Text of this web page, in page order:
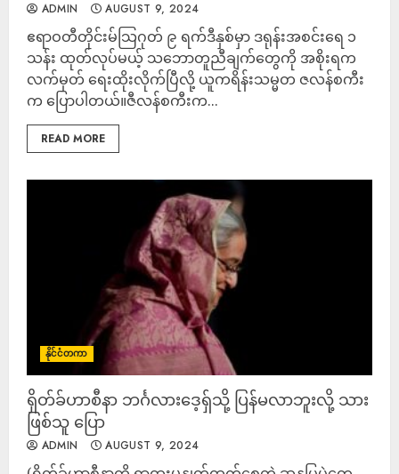
ADMIN AUGUST 9, 2024
ဧရာဝတီတိုင်းမ်သြဂုတ် ၉ ရက်ဒီနှစ်မှာ ဒရုန်းအစင်းရေ ၁
သန်း ထုတ်လုပ်မယ့် သဘောတူညီချက်တွေကို အစိုးရက
လက်မှတ် ရေးထိုးလိုက်ပြီလို့ ယူကရိန်းသမ္မတ ဇလန်စကီး
က ပြောပါတယ်။ဇီလန်စကီးက...
READ MORE
နိုင်ငံတကာ
ရှိတ်ခ်ဟာစီနာ ဘင်္ဂလားဒေ့ရှ်သို့ ပြန်မလာဘူးလို့ သား
ဖြစ်သူ ပြော
ADMIN AUGUST 9, 2024